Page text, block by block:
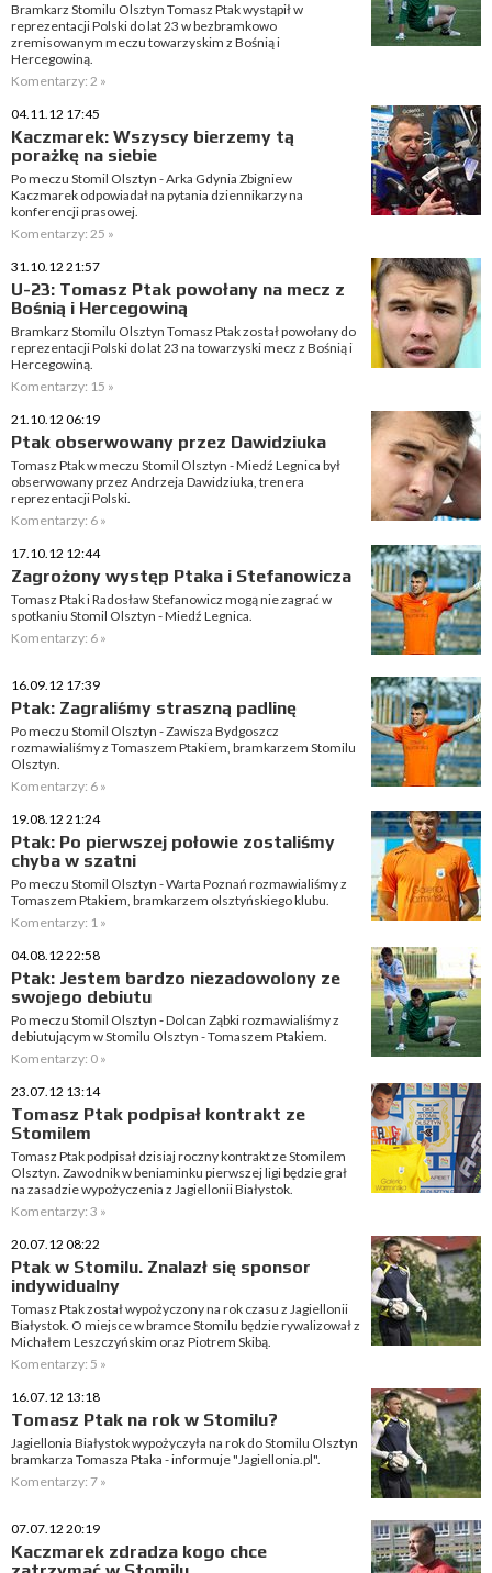
Bramkarz Stomilu Olsztyn Tomasz Ptak wystąpił w
reprezentacji Polski do lat 23 w bezbramkowo
zremisowanym meczu towarzyskim z Bośnią i
Hercegowiną.
Komentarzy: 2 »
04.11.12 17:45
Kaczmarek: Wszyscy bierzemy tą
porażkę na siebie
Po meczu Stomil Olsztyn - Arka Gdynia Zbigniew
Kaczmarek odpowiadał na pytania dziennikarzy na
konferencji prasowej.
Komentarzy: 25 »
31.10.12 21:57
U-23: Tomasz Ptak powołany na mecz z
Bośnią i Hercegowiną
Bramkarz Stomilu Olsztyn Tomasz Ptak został powołany do
reprezentacji Polski do lat 23 na towarzyski mecz z Bośnią i
Hercegowiną.
Komentarzy: 15 »
21.10.12 06:19
Ptak obserwowany przez Dawidziuka
Tomasz Ptak w meczu Stomil Olsztyn - Miedź Legnica był
obserwowany przez Andrzeja Dawidziuka, trenera
reprezentacji Polski.
Komentarzy: 6 »
17.10.12 12:44
Zagrożony występ Ptaka i Stefanowicza
Tomasz Ptak i Radosław Stefanowicz mogą nie zagrać w
spotkaniu Stomil Olsztyn - Miedź Legnica.
Komentarzy: 6 »
16.09.12 17:39
Ptak: Zagraliśmy straszną padlinę
Po meczu Stomil Olsztyn - Zawisza Bydgoszcz
rozmawialiśmy z Tomaszem Ptakiem, bramkarzem Stomilu
Olsztyn.
Komentarzy: 6 »
19.08.12 21:24
Ptak: Po pierwszej połowie zostaliśmy
chyba w szatni
Po meczu Stomil Olsztyn - Warta Poznań rozmawialiśmy z
Tomaszem Ptakiem, bramkarzem olsztyńskiego klubu.
Komentarzy: 1 »
04.08.12 22:58
Ptak: Jestem bardzo niezadowolony ze
swojego debiutu
Po meczu Stomil Olsztyn - Dolcan Ząbki rozmawialiśmy z
debiutującym w Stomilu Olsztyn - Tomaszem Ptakiem.
Komentarzy: 0 »
23.07.12 13:14
Tomasz Ptak podpisał kontrakt ze
Stomilem
Tomasz Ptak podpisał dzisiaj roczny kontrakt ze Stomilem
Olsztyn. Zawodnik w beniaminku pierwszej ligi będzie grał
na zasadzie wypożyczenia z Jagiellonii Białystok.
Komentarzy: 3 »
20.07.12 08:22
Ptak w Stomilu. Znalazł się sponsor
indywidualny
Tomasz Ptak został wypożyczony na rok czasu z Jagiellonii
Białystok. O miejsce w bramce Stomilu będzie rywalizował z
Michałem Leszczyńskim oraz Piotrem Skibą.
Komentarzy: 5 »
16.07.12 13:18
Tomasz Ptak na rok w Stomilu?
Jagiellonia Białystok wypożyczyła na rok do Stomilu Olsztyn
bramkarza Tomasza Ptaka - informuje "Jagiellonia.pl".
Komentarzy: 7 »
07.07.12 20:19
Kaczmarek zdradza kogo chce